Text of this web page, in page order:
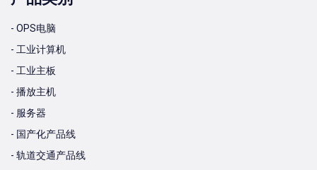
- OPS电脑
- 工业计算机
- 工业主板
- 播放主机
- 服务器
- 国产化产品线
- 轨道交通产品线